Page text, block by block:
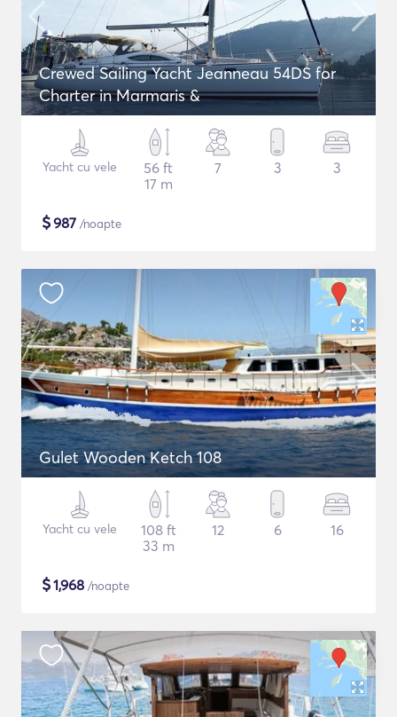
Crewed Sailing Yacht Jeanneau 54DS for
Charter in Marmaris &
Yacht cu vele
56 ft
17 m
7 3 3
$987 /noapte
Gulet Wooden Ketch 108
Yacht cu vele
108 ft
33 m
12 6 16
$1,968 /noapte